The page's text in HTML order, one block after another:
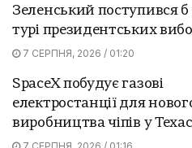
Зеленський поступився
турі президентських
7 СЕРПНЯ, 2026 / 01:20
SpaceX побудує газові
електростанції для
виробництва чіпів у